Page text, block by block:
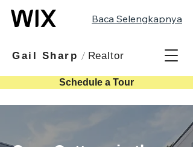
Baca Selengkapnya